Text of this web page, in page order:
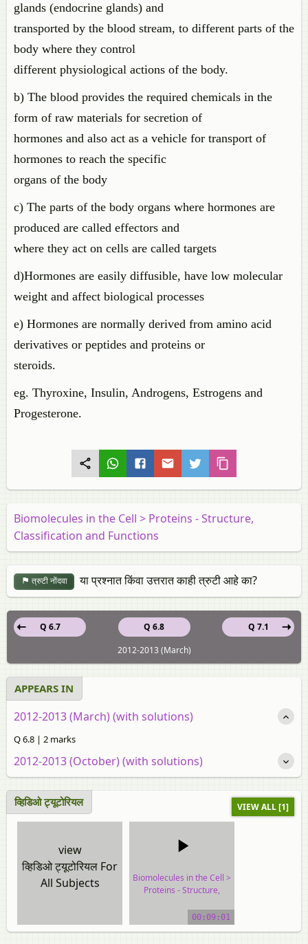
glands (endocrine glands) and
transported by the blood stream, to different parts of the
body where they control
different physiological actions of the body.
b) The blood provides the required chemicals in the
form of raw materials for secretion of
hormones and also act as a vehicle for transport of
hormones to reach the specific
organs of the body
c) The parts of the body organs where hormones are
produced are called effectors and
where they act on cells are called targets
d)Hormones are easily diffusible, have low molecular
weight and affect biological processes
e) Hormones are normally derived from amino acid
derivatives or peptides and proteins or
steroids.
eg. Thyroxine, Insulin, Androgens, Estrogens and
Progesterone.
Biomolecules in the Cell > Proteins - Structure,
Classification and Functions
त्रुटी नोंदवा या प्रश्नात किंवा उत्तरात काही त्रुटी आहे का?
Q 6.8
Q 6.7
Q 7.1
2012-2013 (March)
APPEARS IN
2012-2013 (March) (with solutions)
Q 6.8 | 2 marks
2012-2013 (October) (with solutions)
व्हिडिओ ट्यूटोरियल VIEW ALL [1]
view
व्हिडिओ ट्यूटोरियल For
All Subjects
Biomolecules in the Cell >
Proteins - Structure,
Functions00:09:01